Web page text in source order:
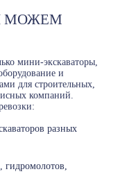
МОЖЕМ
мини-экскаваторы,
и
для строительных,
компаний.
разных
гидромолотов,